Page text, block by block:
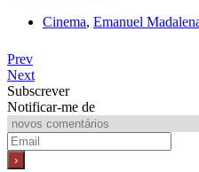
Cinema, Emanuel
Prev
Next
Subscrever
Notificar-me de